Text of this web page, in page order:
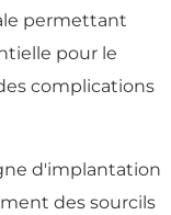
permettant
pour le
complications
d'implantation
des sourcils